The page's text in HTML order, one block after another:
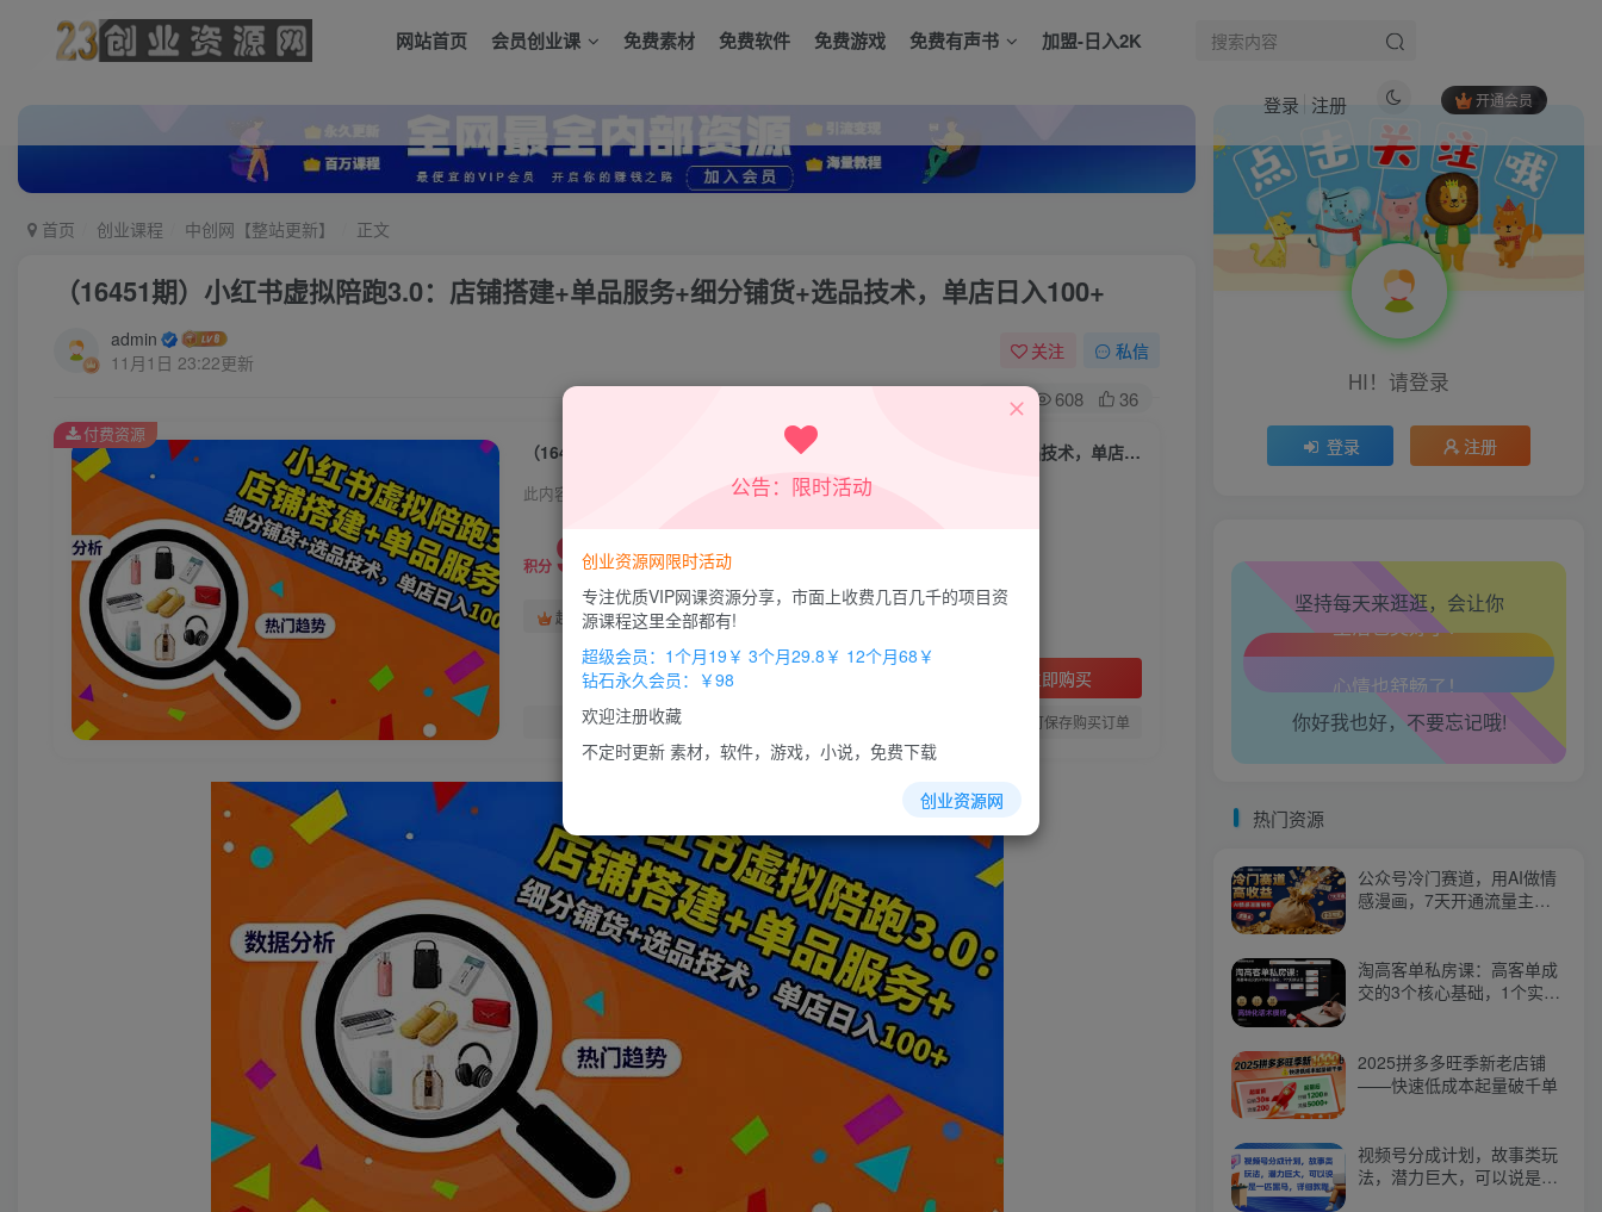
网站首页 会员创业课 免费素材 免费软件 免费游戏 免费有声书 加盟-日入2K
开通会员
登录 注册
首页 创业课程 中创网【整站更新】 正文
（16451期）小红书虚拟陪跑3.0：店铺搭建+单品服务+细分铺货+选品技术，单店日入100+
admin
11月1日 23:22更新
关注 私信
0 608 36
（16451期）小红书虚拟陪跑3.0：店铺搭建+单品服务+细分铺货+选品技术，单店日入100+
此内容为付费资源，请付费后查看
积分 9.9
超级会员免费 钻石会员
立即购买
您当前未登录！建议登陆后购买，办理会员包月更省钱，可保存购买订单
付费资源
热门文章
AI漫剧全流程运营实战课从创作到起号一站式教学，掌握完整变现路径，轻松打造长期轻资产副业
美国本土电商技术，Tiktok 运营篇+美国小红书篇+本土银行篇
付费文章：2026，无论哪一种发生，都将掀起滔天巨浪
聚合平台Token交易，新手也能快速上手，空闲时间轻松赚收益
（16375期）0基础短剧剪辑培训班：账号定位+混剪技术+多平台分发全流程，轻松月入过万
HI！请登录
登录 注册
坚持每天来逛逛，会让你
生活也美好了！
心情也舒畅了！
腰也不酸了！
工作也轻松了！
你好我也好，不要忘记哦!
热门资源
公众号冷门赛道，用AI做情
感漫画，7天开通流量主，
淘高客单私房课：高客单成
交的3个核心基础，1个实操
2025拼多多旺季新老店铺
——快速低成本起量破千单
视频号分成计划，故事类玩
法，潜力巨大，可以说是一
公告：限时活动
创业资源网限时活动
专注优质VIP网课资源分享，市面上收费几百几千的项目资
源课程这里全部都有!
超级会员：1个月19￥ 3个月29.8￥ 12个月68￥
钻石永久会员：￥98
欢迎注册收藏
不定时更新 素材，软件，游戏，小说，免费下载
创业资源网